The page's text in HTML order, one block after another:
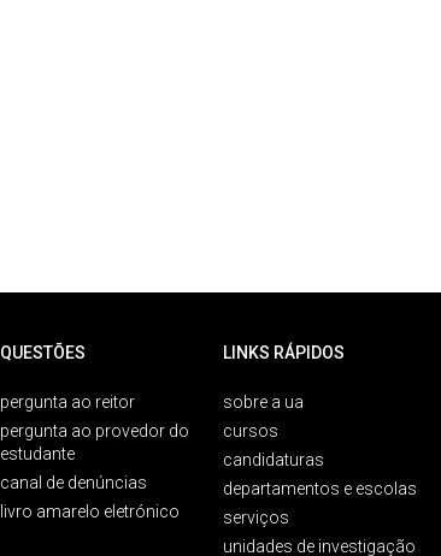
QUESTÕES
pergunta ao reitor
pergunta ao provedor do
estudante
canal de denúncias
livro amarelo eletrónico
LINKS RÁPIDOS
sobre a ua
cursos
candidaturas
departamentos e escolas
serviços
unidades de investigação